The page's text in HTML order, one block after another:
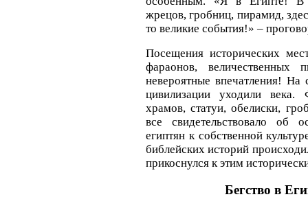
жрецов, гробниц, пирамид,
то великие события!» –
Посещения исторических
фараонов, величественных
невероятные впечатления! На
цивилизации уходили века.
храмов, статуи, обелиски,
все свидетельствовало об
египтян к собственной
библейских историй
прикоснулся к этим
Бегство в